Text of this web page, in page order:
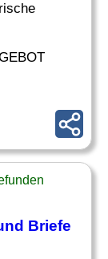
Briefe